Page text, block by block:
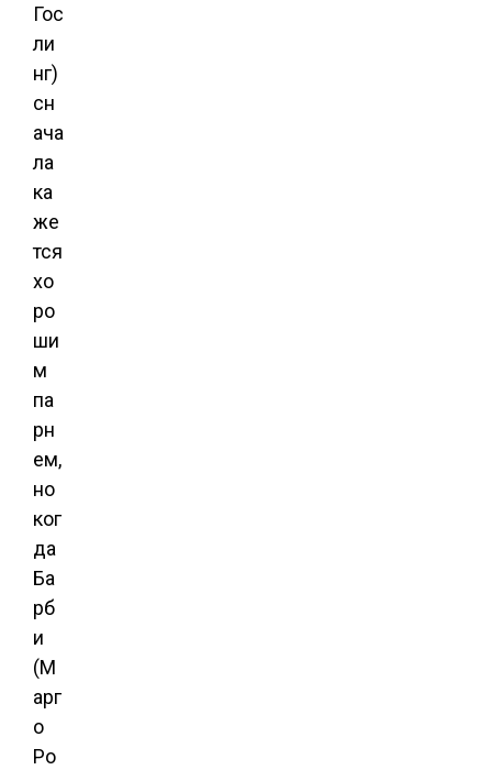
Гос
ли
нг)
сн
ача
ла
ка
же
тся
хо
ро
ши
м
па
рн
ем,
но
ког
да
Ба
рб
и
(М
арг
о
Ро